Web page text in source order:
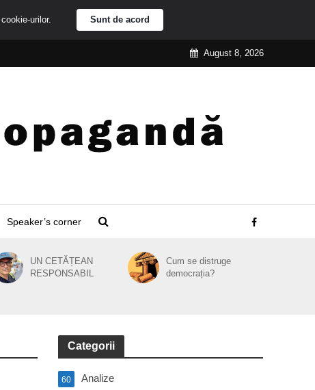
August 8, 2026
Speaker’s corner
UN CETĂȚEAN
RESPONSABIL
Cum se distruge
democrația?
Categorii
Analize
60
urilor. Sunt de acord